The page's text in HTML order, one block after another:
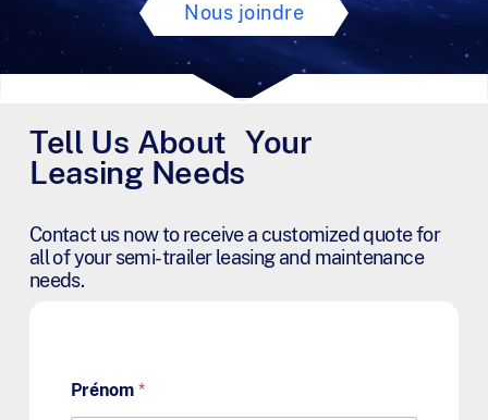
Nous joindre
Tell Us About Your
Leasing Needs
Contact us now to receive a customized quote for
all of your semi-trailer leasing and maintenance
needs.
Prénom *